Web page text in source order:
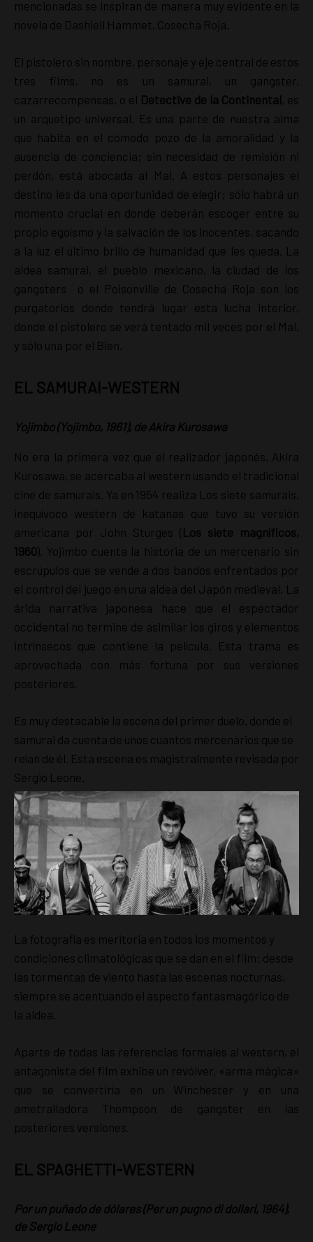
mencionadas se inspiran de manera muy evidente en la
novela de Dashiell Hammet, Cosecha Roja.
El pistolero sin nombre, personaje y eje central de estos
tres films, no es un samurai, un gangster,
cazarrecompensas, o el Detective de la Continental , es
un arquetipo universal. Es una parte de nuestra alma
que habita en el cómodo pozo de la amoralidad y la
ausencia de conciencia; sin necesidad de remisión ni
perdón, está abocada al Mal. A estos personajes el
destino les da una oportunidad de elegir; sólo habrá un
momento crucial en donde deberán escoger entre su
propio egoísmo y la salvación de los inocentes, sacando
a la luz el último brillo de humanidad que les queda. La
aldea samurai, el pueblo mexicano, la ciudad de los
gangsters o el Poisonville de Cosecha Roja son los
purgatorios donde tendrá lugar esta lucha interior,
donde el pistolero se verá tentado mil veces por el Mal,
y sólo una por el Bien.
EL SAMURAI-WESTERN
Yojimbo (Yojimbo, 1961), de Akira Kurosawa
No era la primera vez que el realizador japonés, Akira
Kurosawa, se acercaba al western usando el tradicional
cine de samurais. Ya en 1954 realiza Los siete samurais,
inequívoco western de katanas que tuvo su versión
americana por John Sturges ( Los siete magníficos,
1960 ). Yojimbo cuenta la historia de un mercenario sin
escrúpulos que se vende a dos bandos enfrentados por
el control del juego en una aldea del Japón medieval. La
árida narrativa japonesa hace que el espectador
occidental no termine de asimilar los giros y elementos
intrínsecos que contiene la película. Esta trama es
aprovechada con más fortuna por sus versiones
posteriores.
Es muy destacable la escena del primer duelo, donde el
samurai da cuenta de unos cuantos mercenarios que se
reían de él. Esta escena es magistralmente revisada por
Sergio Leone.
La fotografía es meritoria en todos los momentos y
condiciones climatológicas que se dan en el film: desde
las tormentas de viento hasta las escenas nocturnas,
siempre se acentuando el aspecto fantasmagórico de
la aldea.
Aparte de todas las referencias formales al western, el
antagonista del film exhibe un revólver, «arma mágica»
que se convertiría en un Winchester y en una
ametralladora Thompson de gangster en las
posteriores versiones.
EL SPAGHETTI-WESTERN
Por un puñado de dólares (Per un pugno di dollari, 1964),
de Sergio Leone